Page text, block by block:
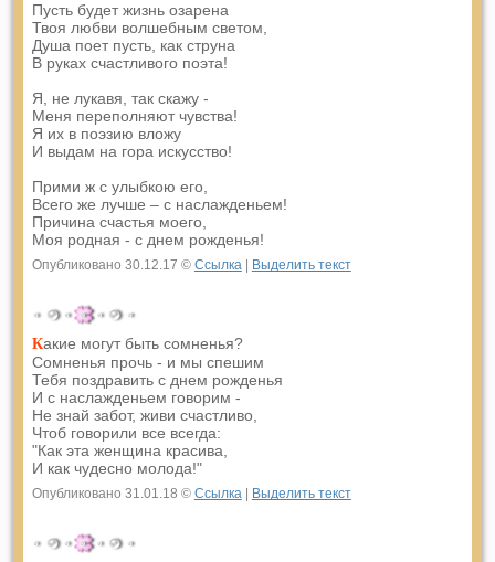
Пусть будет жизнь озарена
Твоя любви волшебным светом,
Душа поет пусть, как струна
В руках счастливого поэта!
Я, не лукавя, так скажу -
Меня переполняют чувства!
Я их в поэзию вложу
И выдам на гора искусство!
Прими ж с улыбкою его,
Всего же лучше – с наслажденьем!
Причина счастья моего,
Моя родная - с днем рожденья!
Опубликовано 30.12.17 © Ссылка| Выделить текст
Какие могут быть сомненья?
Сомненья прочь - и мы спешим
Тебя поздравить с днем рожденья
И с наслажденьем говорим -
Не знай забот, живи счастливо,
Чтоб говорили все всегда:
"Как эта женщина красива,
И как чудесно молода!"
Опубликовано 31.01.18 © Ссылка| Выделить текст